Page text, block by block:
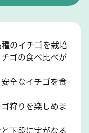
のイチゴを栽培
ゴの食べ比べが
全なイチゴを食
狩りを楽しめま
下段に実がなる